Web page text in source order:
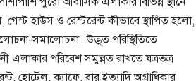
হাউস ও রেস্টরেন্ট কীভাবে স্থাপিত হলো,
সমালোচনা। উদ্ভূত পরিস্থিতিতে
এলাকার পরিবেশ সমুন্নত রাখতে যত্রতত্র
হোটেল, ক্যাফে, বার ইত্যাদি অগ্রাধিকার